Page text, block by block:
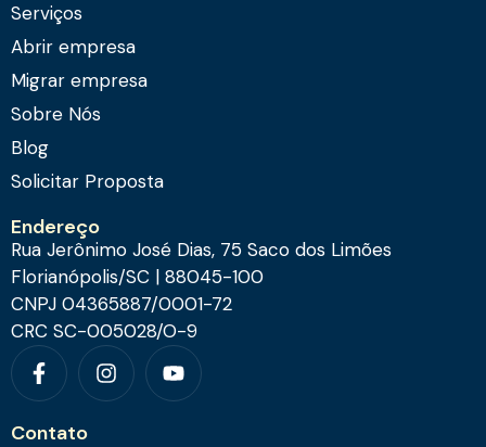
Serviços
Abrir empresa
Migrar empresa
Sobre Nós
Blog
Solicitar Proposta
Endereço
Rua Jerônimo José Dias, 75 Saco dos Limões
Florianópolis/SC | 88045-100
CNPJ 04365887/0001-72
CRC SC-005028/O-9
Contato